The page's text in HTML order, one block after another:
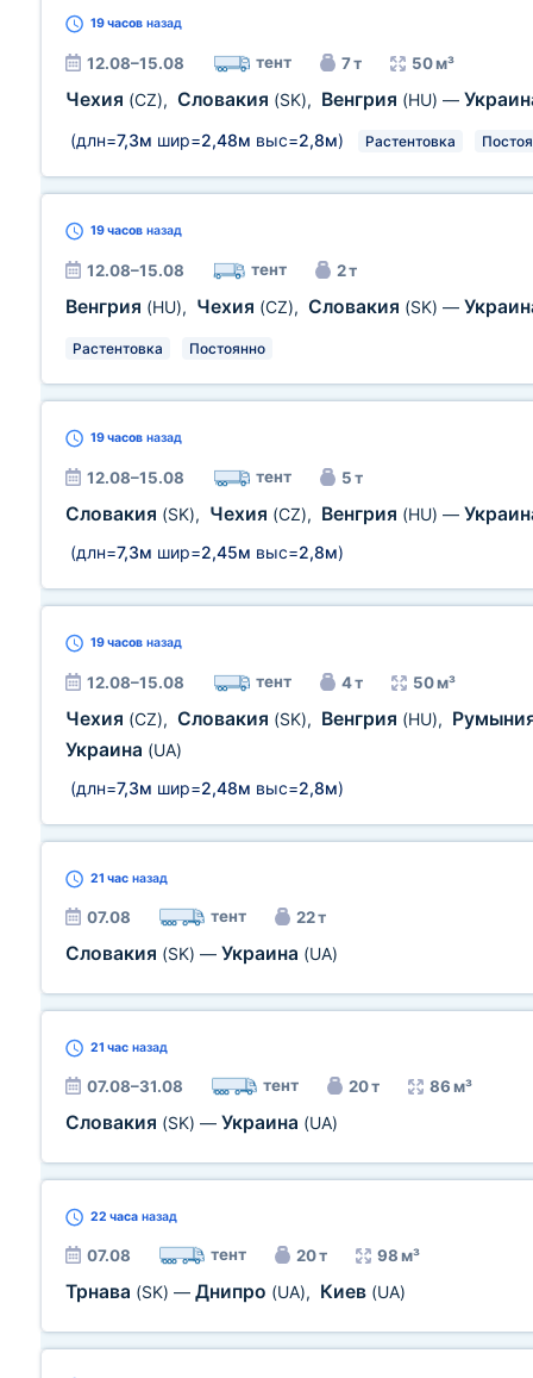
19 часов назад
12.08–15.08 тент 7 т 50 м³
Чехия (CZ), Словакия (SK), Венгрия (HU) —
(длн=7,3м шир=2,48м выс=2,8м) Растентовка
19 часов назад
12.08–15.08 тент 2 т
Венгрия (HU), Чехия (CZ), Словакия (SK) —
Растентовка Постоянно
19 часов назад
12.08–15.08 тент 5 т
Словакия (SK), Чехия (CZ), Венгрия (HU) —
(длн=7,3м шир=2,45м выс=2,8м)
19 часов назад
12.08–15.08 тент 4 т 50 м³
Чехия (CZ), Словакия (SK), Венгрия (HU),
Украина (UA)
(длн=7,3м шир=2,48м выс=2,8м)
21 час назад
07.08 тент 22 т
Словакия (SK) — Украина (UA)
21 час назад
07.08–31.08 тент 20 т 86 м³
Словакия (SK) — Украина (UA)
22 часа назад
07.08 тент 20 т 98 м³
Трнава (SK) — Днипро (UA), Киев (UA)